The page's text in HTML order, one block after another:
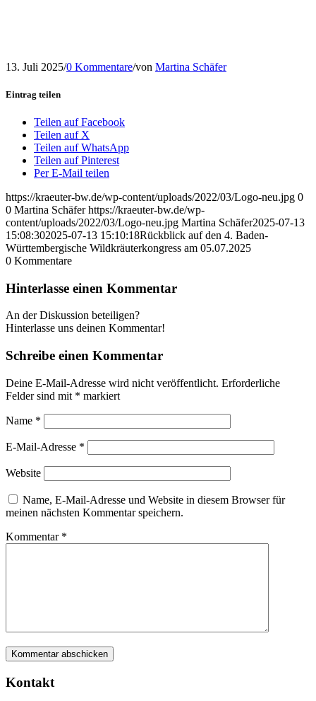
13. Juli 2025/0 Kommentare/von Martina Schäfer
Eintrag teilen
Teilen auf Facebook
Teilen auf X
Teilen auf WhatsApp
Teilen auf Pinterest
Per E-Mail teilen
https://kraeuter-bw.de/wp-content/uploads/2022/03/Logo-neu.jpg 0
0 Martina Schäfer https://kraeuter-bw.de/wp-
content/uploads/2022/03/Logo-neu.jpg Martina Schäfer2025-07-13
15:08:302025-07-13 15:10:18Rückblick auf den 4. Baden-
Württembergische Wildkräuterkongress am 05.07.2025
0 Kommentare
Hinterlasse einen Kommentar
An der Diskussion beteiligen?
Hinterlasse uns deinen Kommentar!
Schreibe einen Kommentar
Deine E-Mail-Adresse wird nicht veröffentlicht. Erforderliche
Felder sind mit * markiert
Name *
E-Mail-Adresse *
Website
Name, E-Mail-Adresse und Website in diesem Browser für
meinen nächsten Kommentar speichern.
Kommentar *
Kontakt